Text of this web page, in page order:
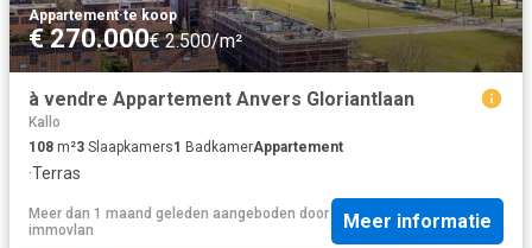
Appartement·te koop
€ 270.000€ 2.500/m²
à vendre Appartement Anvers Gloriantlaan
Kallo
108 m²3 Slaapkamers1 BadkamerAppartement
·Terras
Meer dan 1 maand geleden aangeboden door
immovlan
Meer informatie